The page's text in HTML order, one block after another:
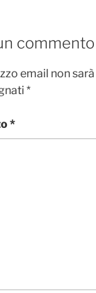
commento
email non
*
*